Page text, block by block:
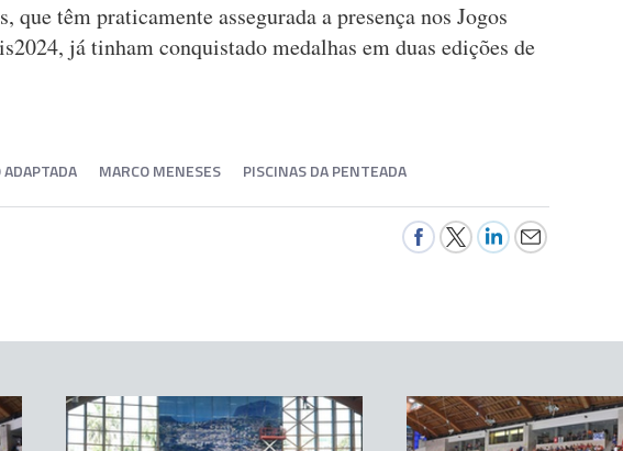
que têm praticamente assegurada a presença nos Jogos
já tinham conquistado medalhas em duas edições de
ADAPTADA MARCO MENESES PISCINAS DA PENTEADA